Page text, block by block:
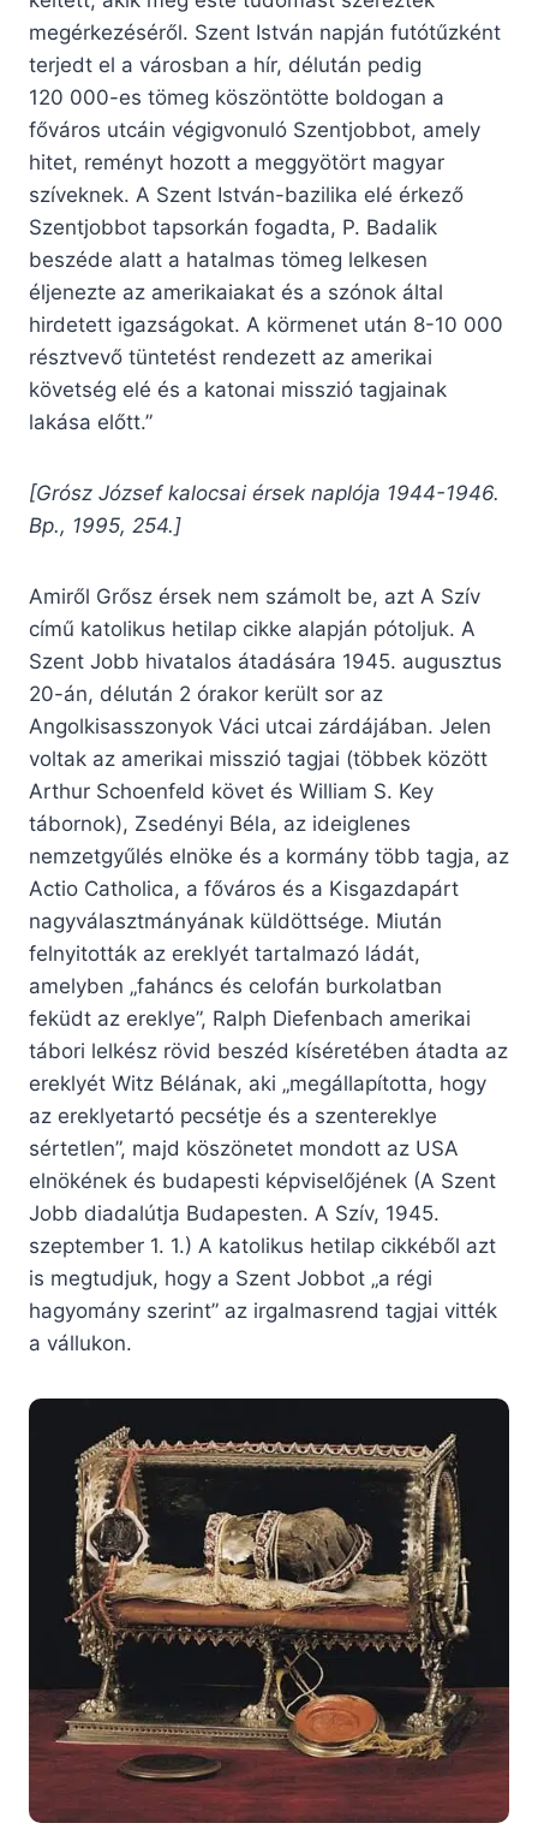
megérkezéséről. Szent István napján futótűzként
terjedt el a városban a hír, délután pedig
120 000-es tömeg köszöntötte boldogan a
főváros utcáin végigvonuló Szentjobbot, amely
hitet, reményt hozott a meggyötört magyar
szíveknek. A Szent István-bazilika elé érkező
Szentjobbot tapsorkán fogadta, P. Badalik
beszéde alatt a hatalmas tömeg lelkesen
éljenezte az amerikaiakat és a szónok által
hirdetett igazságokat. A körmenet után 8-10 000
résztvevő tüntetést rendezett az amerikai
követség elé és a katonai misszió tagjainak
lakása előtt.”
[Grósz József kalocsai érsek naplója 1944-1946.
Bp., 1995, 254.]
Amiről Grősz érsek nem számolt be, azt A Szív
című katolikus hetilap cikke alapján pótoljuk. A
Szent Jobb hivatalos átadására 1945. augusztus
20-án, délután 2 órakor került sor az
Angolkisasszonyok Váci utcai zárdájában. Jelen
voltak az amerikai misszió tagjai (többek között
Arthur Schoenfeld követ és William S. Key
tábornok), Zsedényi Béla, az ideiglenes
nemzetgyűlés elnöke és a kormány több tagja, az
Actio Catholica, a főváros és a Kisgazdapárt
nagyválasztmányának küldöttsége. Miután
felnyitották az ereklyét tartalmazó ládát,
amelyben „faháncs és celofán burkolatban
feküdt az ereklye”, Ralph Diefenbach amerikai
tábori lelkész rövid beszéd kíséretében átadta az
ereklyét Witz Bélának, aki „megállapította, hogy
az ereklyetartó pecsétje és a szentereklye
sértetlen”, majd köszönetet mondott az USA
elnökének és budapesti képviselőjének (A Szent
Jobb diadalútja Budapesten. A Szív, 1945.
szeptember 1. 1.) A katolikus hetilap cikkéből azt
is megtudjuk, hogy a Szent Jobbot „a régi
hagyomány szerint” az irgalmasrend tagjai vitték
a vállukon.